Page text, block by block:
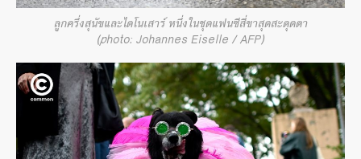
ลูกครึ่งสุนัขและไดโนเสาร์ หนึ่งในชุดแฟนซีสี่ขาสุดสะดุดตา
(photo: Johannes Eiselle / AFP)